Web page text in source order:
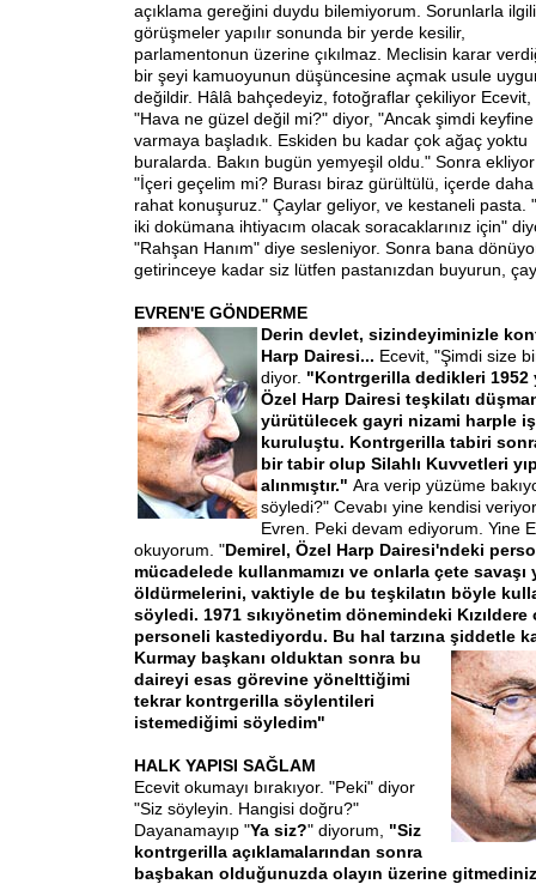
açıklama gereğini duydu bilemiyorum. Sorunlarla ilgili
görüşmeler yapılır sonunda bir yerde kesilir,
parlamentonun üzerine çıkılmaz. Meclisin karar
bir şeyi kamuoyunun düşüncesine açmak usule
değildir. Hâlâ bahçedeyiz, fotoğraflar çekiliyor Ecevit,
"Hava ne güzel değil mi?" diyor, "Ancak şimdi keyfine
varmaya başladık. Eskiden bu kadar çok ağaç yoktu
buralarda. Bakın bugün yemyeşil oldu." Sonra ekliyor
"İçeri geçelim mi? Burası biraz gürültülü, içerde daha
rahat konuşuruz." Çaylar geliyor, ve kestaneli pasta.
iki dokümana ihtiyacım olacak soracaklarınız için"
"Rahşan Hanım" diye sesleniyor. Sonra bana
getirinceye kadar siz lütfen pastanızdan buyurun,
EVREN'E GÖNDERME
Derin devlet, sizindeyiminizle
Harp Dairesi... Ecevit, "Şimdi size
diyor. "Kontrgerilla dedikleri 1952
Özel Harp Dairesi teşkilatı
yürütülecek gayri nizami harple
kuruluştu. Kontrgerilla tabiri
bir tabir olup Silahlı Kuvvetleri
alınmıştır." Ara verip yüzüme
söyledi?" Cevabı yine kendisi
Evren. Peki devam ediyorum. Yine
okuyorum. "Demirel, Özel Harp Dairesi'ndeki
mücadelede kullanmamızı ve onlarla çete savaşı
öldürmelerini, vaktiyle de bu teşkilatın böyle
söyledi. 1971 sıkıyönetim dönemindeki Kızıldere
personeli kastediyordu. Bu hal tarzına şiddetle
Kurmay başkanı olduktan sonra bu
daireyi esas görevine yönelttiğimi
tekrar kontrgerilla söylentileri
istemediğimi söyledim"
HALK YAPISI SAĞLAM
Ecevit okumayı bırakıyor. "Peki" diyor
"Siz söyleyin. Hangisi doğru?"
Dayanamayıp "Ya siz?" diyorum, "Siz
kontrgerilla açıklamalarından sonra
başbakan olduğunuzda olayın üzerine